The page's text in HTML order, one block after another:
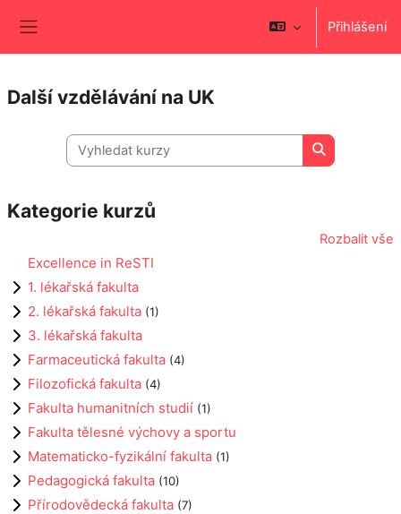
Přihlášení
Další vzdělávání na UK
Vyhledat kurzy
Vyhledat
Kategorie kurzů
Rozbalit vše
Excellence in ReSTI
1. lékařská fakulta
2. lékařská fakulta (1)
3. lékařská fakulta
Farmaceutická fakulta (4)
Filozofická fakulta (4)
Fakulta humanitních studií (1)
Fakulta tělesné výchovy a sportu
Matematicko-fyzikální fakulta (1)
Pedagogická fakulta (10)
Přírodovědecká fakulta (7)